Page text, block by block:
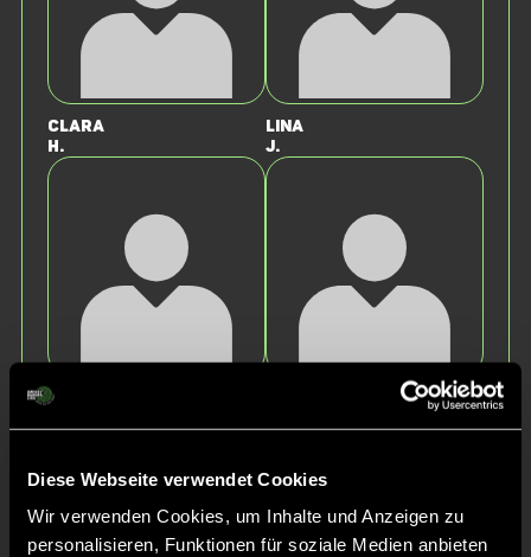
Diese Webseite verwendet Cookies
Wir verwenden Cookies, um Inhalte und Anzeigen zu
personalisieren, Funktionen für soziale Medien anbieten
Clara
H.
Lina
J.
Luise